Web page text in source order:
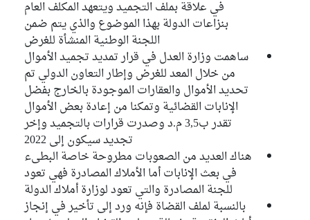
في علاقة بملف التجميد ويتعهد المكلف العام
بنزاعات الدولة بهذا الموضوع والذي يتم ضمن
اللجنة الوطنية المنشأة للغرض
ساهمت وزارة العدل في قرار تمديد تجميد الأموال
من خلال المعد للغرض وإطار التعاون الدولي تم
تحديد الأموال والعقارات الموجودة بالخارج بفضل
الإنابات القضائية وتمكنا من إعادة بعض الأموال
تقدر ب3,5 م.د وصدرت قرارات بالتجميد وإخر
تجديد سيكون إلى 2022
هناك العديد من الصعوبات مطروحة خاصة البطىء
في بعث الإنابات أما الأملاك المصادرة فهي تعود
للجنة المصادرة والتي تعود لوزارة أملاك الدولة
بالنسبة لملف القضاة فإنه ورد إلى تأخير في إنجاز